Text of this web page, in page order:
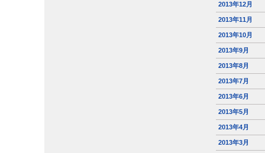
2013年12月
2013年11月
2013年10月
2013年9月
2013年8月
2013年7月
2013年6月
2013年5月
2013年4月
2013年3月